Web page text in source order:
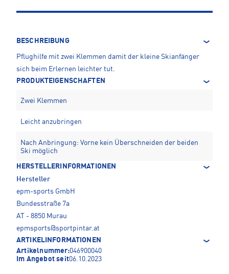
BESCHREIBUNG
Pflughilfe mit zwei Klemmen damit der kleine Skianfänger
sich beim Erlernen leichter tut.
PRODUKTEIGENSCHAFTEN
Zwei Klemmen
Leicht anzubringen
Nach Anbringung: Vorne kein Überschneiden der beiden
Ski möglich
HERSTELLERINFORMATIONEN
Hersteller
epm-sports GmbH
Bundesstraße 7a
AT - 8850 Murau
epmsports@sportpintar.at
ARTIKELINFORMATIONEN
Artikelnummer:046900040
Im Angebot seit06.10.2023